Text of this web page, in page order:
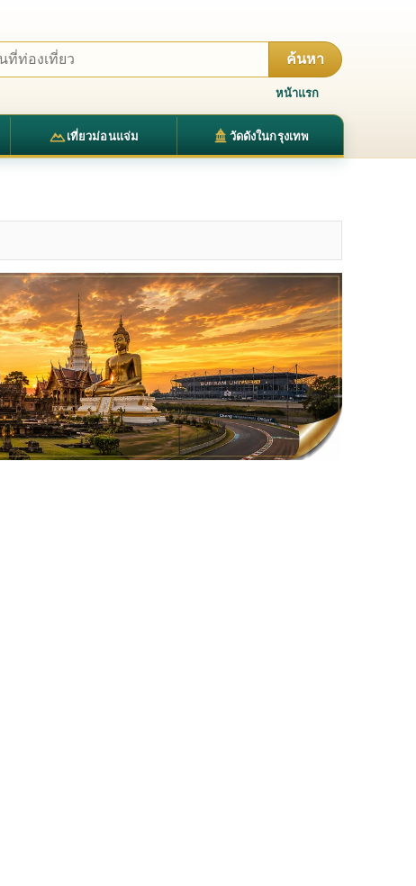
ค้นหา
หน้าแรก
เที่ยวม่อนแจ่ม วัดดังในกรุงเทพ